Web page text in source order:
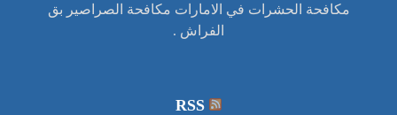
مكافحة الحشرات في الامارات مكافحة الصراصير بق
الفراش .
RSS